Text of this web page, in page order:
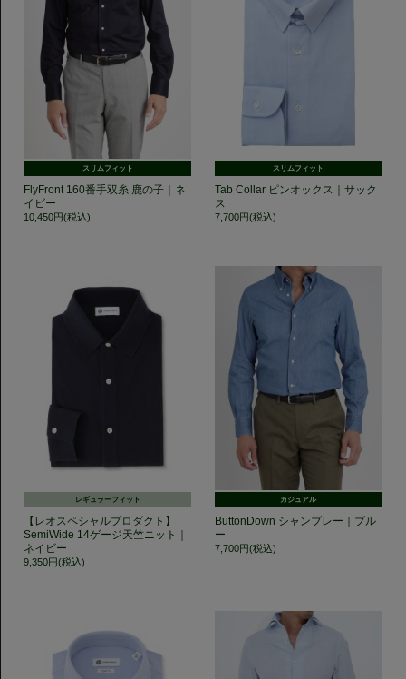
スリムフィット
FlyFront 160番手双糸 鹿の子｜ネ
イビー
10,450円(税込)
スリムフィット
Tab Collar ピンオックス｜サック
ス
7,700円(税込)
レギュラーフィット
【レオスペシャルプロダクト】
SemiWide 14ゲージ天竺ニット｜
ネイビー
9,350円(税込)
カジュアル
ButtonDown シャンブレー｜ブル
ー
7,700円(税込)